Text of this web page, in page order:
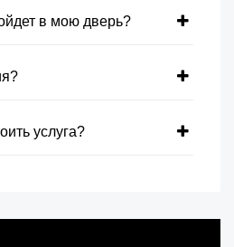
в мою дверь?
услуга?